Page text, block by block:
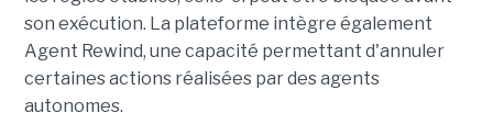
son exécution. La plateforme intègre également
Agent Rewind, une capacité permettant d'annuler
certaines actions réalisées par des agents
autonomes.